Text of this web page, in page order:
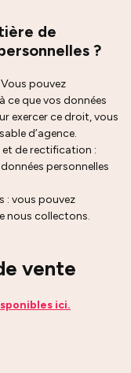
de
?
pouvez
ce que vos données
exercer ce droit, vous
d’agence.
et de rectification :
personnelles
: vous pouvez
nous collectons.
vente
ici.